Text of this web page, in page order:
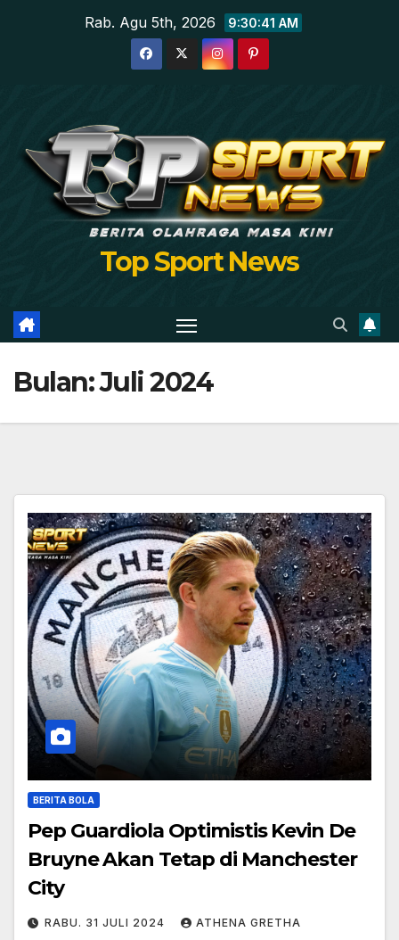
Rab. Agu 5th, 2026 9:30:43 AM
Top Sport News
Bulan:Juli 2024
BERITA BOLA
Pep Guardiola Optimistis Kevin De
Bruyne Akan Tetap di Manchester
City
RABU. 31 JULI 2024 ATHENA GRETHA